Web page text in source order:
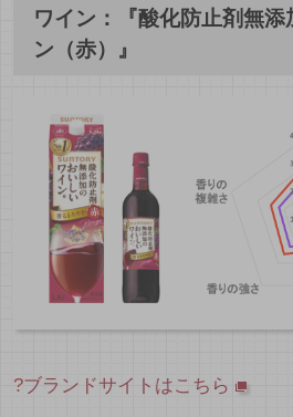
ワイン：『酸化防止剤無添
ン（赤）』
?ブランドサイトはこちら